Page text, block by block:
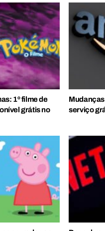
1º filme de
grátis no
serviço